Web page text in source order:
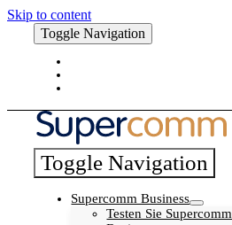
Skip to content
Toggle Navigation
Toggle Navigation
Supercomm Business
Testen Sie Supercomm